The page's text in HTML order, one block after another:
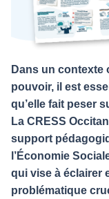
Dans un contexte
pouvoir, il est
qu’elle fait peser
La CRESS
support
l’Économie
qui vise à éclairer
problématique